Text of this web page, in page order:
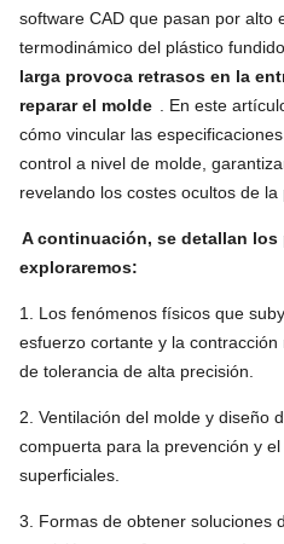
software CAD que pasan por alto
termodinámico del plástico
larga provoca retrasos en la
reparar el molde
. En este
cómo vincular las
control a nivel de molde,
revelando los costes ocultos de la
A continuación, se detallan
exploraremos:
1. Los fenómenos físicos que
esfuerzo cortante y la
de tolerancia de alta precisión.
2. Ventilación del molde y diseño
compuerta para la prevención y
superficiales.
3. Formas de obtener soluciones